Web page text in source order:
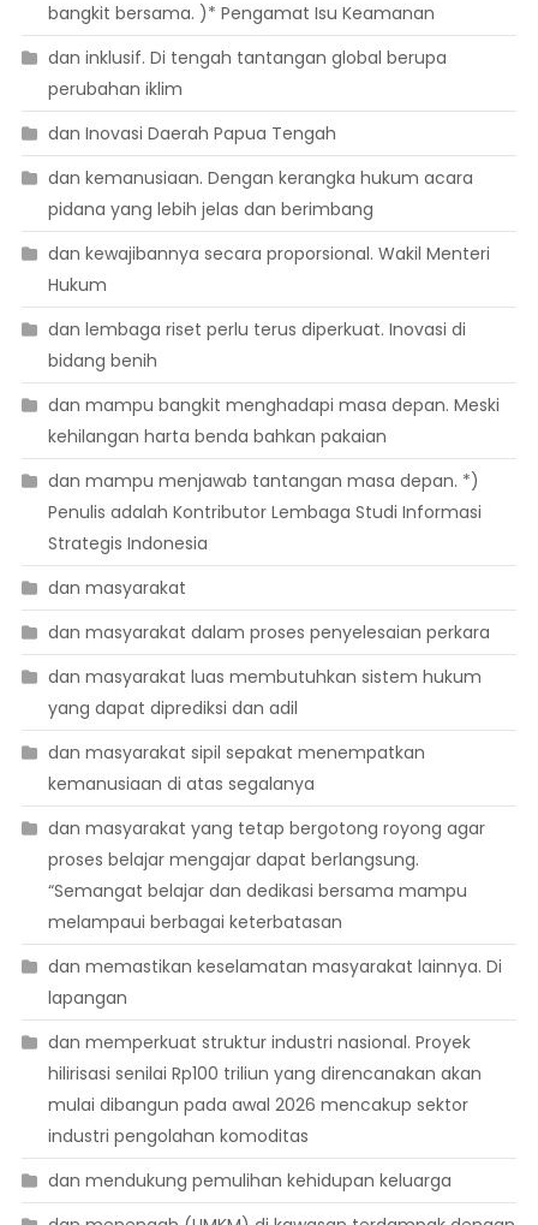
bangkit bersama. )* Pengamat Isu Keamanan
dan inklusif. Di tengah tantangan global berupa
perubahan iklim
dan Inovasi Daerah Papua Tengah
dan kemanusiaan. Dengan kerangka hukum acara
pidana yang lebih jelas dan berimbang
dan kewajibannya secara proporsional. Wakil Menteri
Hukum
dan lembaga riset perlu terus diperkuat. Inovasi di
bidang benih
dan mampu bangkit menghadapi masa depan. Meski
kehilangan harta benda bahkan pakaian
dan mampu menjawab tantangan masa depan. *)
Penulis adalah Kontributor Lembaga Studi Informasi
Strategis Indonesia
dan masyarakat
dan masyarakat dalam proses penyelesaian perkara
dan masyarakat luas membutuhkan sistem hukum
yang dapat diprediksi dan adil
dan masyarakat sipil sepakat menempatkan
kemanusiaan di atas segalanya
dan masyarakat yang tetap bergotong royong agar
proses belajar mengajar dapat berlangsung.
“Semangat belajar dan dedikasi bersama mampu
melampaui berbagai keterbatasan
dan memastikan keselamatan masyarakat lainnya. Di
lapangan
dan memperkuat struktur industri nasional. Proyek
hilirisasi senilai Rp100 triliun yang direncanakan akan
mulai dibangun pada awal 2026 mencakup sektor
industri pengolahan komoditas
dan mendukung pemulihan kehidupan keluarga